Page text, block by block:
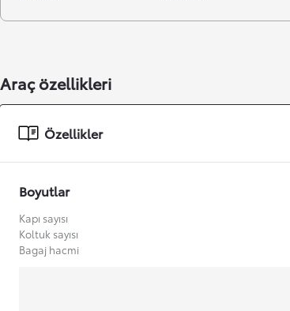
Araç özellikleri
Özellikler
Boyutlar
Kapı sayısı
Koltuk sayısı
Bagaj hacmi